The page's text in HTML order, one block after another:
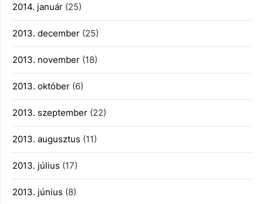
2014. január (25)
2013. december (25)
2013. november (18)
2013. október (6)
2013. szeptember (22)
2013. augusztus (11)
2013. július (17)
2013. június (8)